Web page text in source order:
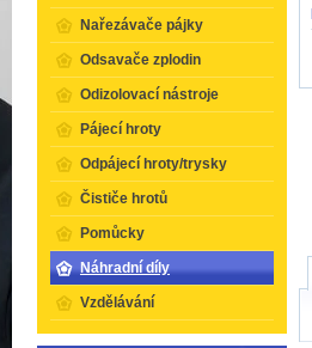
Nařezávače pájky
Odsavače zplodin
Odizolovací nástroje
Pájecí hroty
Odpájecí hroty/trysky
Čističe hrotů
Pomůcky
Náhradní díly
Vzdělávání